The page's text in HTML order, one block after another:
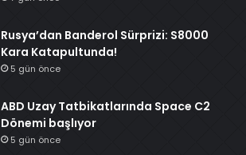
Rusya’dan Banderol Sürprizi: S8000
Kara Katapultunda!
5 gün önce
ABD Uzay Tatbikatlarında Space C2
Dönemi başlıyor
5 gün önce